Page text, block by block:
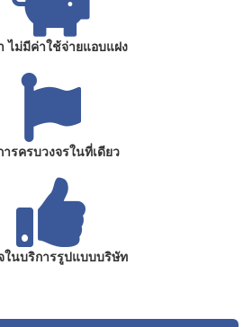
ไม่มีค่าใช้จ่ายแอบแฝง
รครบวงจรในที่เดียว
ในบริการรูปแบบบริษัท